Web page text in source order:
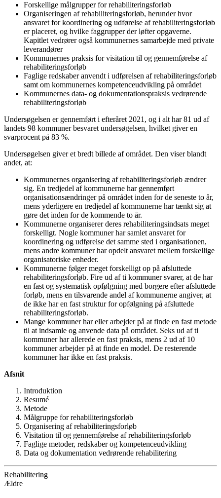
Forskellige målgrupper for rehabiliteringsforløb
Organiseringen af rehabiliteringsforløb, herunder hvor
ansvaret for koordinering og udførelse af rehabiliteringsforløb
er placeret, og hvilke faggrupper der løfter opgaverne.
Kapitlet vedrører også kommunernes samarbejde med private
leverandører
Kommunernes praksis for visitation til og gennemførelse af
rehabiliteringsforløb
Faglige redskaber anvendt i udførelsen af rehabiliteringsforløb
samt om kommunernes kompetenceudvikling på området
Kommunernes data- og dokumentationspraksis vedrørende
rehabiliteringsforløb
Undersøgelsen er gennemført i efteråret 2021, og i alt har 81 ud af
landets 98 kommuner besvaret undersøgelsen, hvilket giver en
svarprocent på 83 %.
Undersøgelsen giver et bredt billede af området. Den viser blandt
andet, at:
Kommunernes organisering af rehabiliteringsforløb ændrer
sig. En tredjedel af kommunerne har gennemført
organisationsændringer på området inden for de seneste to år,
mens yderligere en tredjedel af kommunerne har tænkt sig at
gøre det inden for de kommende to år.
Kommunerne organiserer deres rehabiliteringsindsats meget
forskelligt. Nogle kommuner har samlet ansvaret for
koordinering og udførelse det samme sted i organisationen,
mens andre kommuner har opdelt ansvaret mellem forskellige
organisatoriske enheder.
Kommunerne følger meget forskelligt op på afsluttede
rehabiliteringsforløb. Fire ud af ti kommuner svarer, at de har
en fast og systematisk opfølgning med borgere efter afsluttede
forløb, mens en tilsvarende andel af kommunerne angiver, at
de ikke har en fast struktur for opfølgning på afsluttede
rehabiliteringsforløb.
Mange kommuner har eller arbejder på at finde en fast metode
til at indsamle og anvende data på området. Seks ud af ti
kommuner har allerede en fast praksis, mens 2 ud af 10
kommuner arbejder på at finde en model. De resterende
kommuner har ikke en fast praksis.
Afsnit
Introduktion
Resumé
Metode
Målgruppe for rehabiliteringsforløb
Organisering af rehabiliteringsforløb
Visitation til og gennemførelse af rehabiliteringsforløb
Faglige metoder, redskaber og kompetenceudvikling
Data og dokumentation vedrørende rehabilitering
Rehabilitering
Ældre